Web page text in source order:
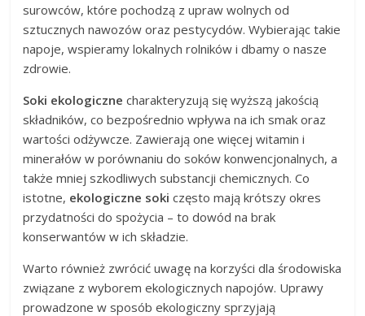
surowców, które pochodzą z upraw wolnych od
sztucznych nawozów oraz pestycydów. Wybierając takie
napoje, wspieramy lokalnych rolników i dbamy o nasze
zdrowie.
Soki ekologiczne charakteryzują się wyższą jakością
składników, co bezpośrednio wpływa na ich smak oraz
wartości odżywcze. Zawierają one więcej witamin i
minerałów w porównaniu do soków konwencjonalnych, a
także mniej szkodliwych substancji chemicznych. Co
istotne, ekologiczne soki często mają krótszy okres
przydatności do spożycia – to dowód na brak
konserwantów w ich składzie.
Warto również zwrócić uwagę na korzyści dla środowiska
związane z wyborem ekologicznych napojów. Uprawy
prowadzone w sposób ekologiczny sprzyjają